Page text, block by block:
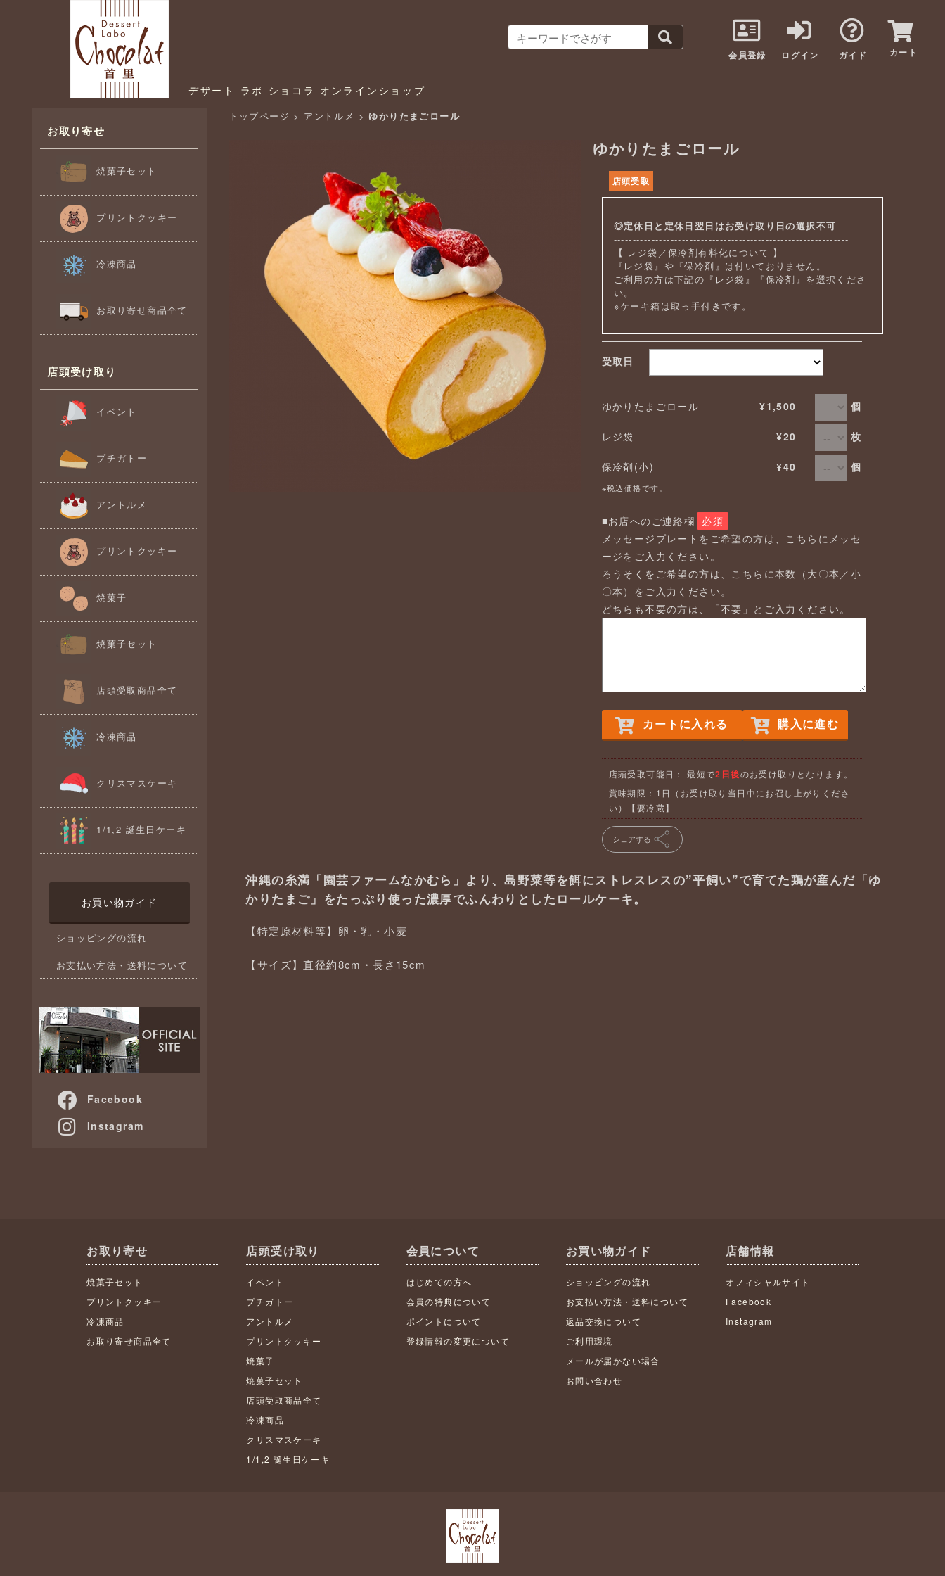
会員登録 ログイン ガイド カート
デザート ラボ ショコラ オンラインショップ
お取り寄せ
焼菓子セット
プリントクッキー
冷凍商品
お取り寄せ商品全て
店頭受け取り
イベント
プチガトー
アントルメ
プリントクッキー
焼菓子
焼菓子セット
店頭受取商品全て
冷凍商品
クリスマスケーキ
1/1,2 誕生日ケーキ
お買い物ガイド
ショッピングの流れ
お支払い方法・送料について
Facebook
Instagram
トップページ > アントルメ > ゆかりたまごロール
ゆかりたまごロール
店頭受取
◎定休日と定休日翌日はお受け取り日の選択不可
--------------------------------------------------------------
【 レジ袋／保冷剤有料化について 】
『レジ袋』や『保冷剤』は付いておりません。
ご利用の方は下記の『レジ袋』『保冷剤』を選択くださ
い。
※ケーキ箱は取っ手付きです。
受取日
ゆかりたまごロール ¥1,500 個
レジ袋 ¥20 枚
保冷剤(小) ¥40 個
※税込価格です。
■お店へのご連絡欄 必須
メッセージプレートをご希望の方は、こちらにメッセ
ージをご入力ください。
ろうそくをご希望の方は、こちらに本数（大〇本／小
〇本）をご入力ください。
どちらも不要の方は、「不要」とご入力ください。
カートに入れる 購入に進む
店頭受取可能日： 最短で2日後のお受け取りとなります。
賞味期限：1日（お受け取り当日中にお召し上がりくださ
い）【要冷蔵】
シェアする
沖縄の糸満「園芸ファームなかむら」より、島野菜等を餌にストレスレスの”平飼い”で育てた鶏が産んだ「ゆ
かりたまご」をたっぷり使った濃厚でふんわりとしたロールケーキ。
【特定原材料等】卵・乳・小麦
【サイズ】直径約8cm・長さ15cm
お取り寄せ
焼菓子セット
プリントクッキー
冷凍商品
お取り寄せ商品全て
店頭受け取り
イベント
プチガトー
アントルメ
プリントクッキー
焼菓子
焼菓子セット
店頭受取商品全て
冷凍商品
クリスマスケーキ
1/1,2 誕生日ケーキ
会員について
はじめての方へ
会員の特典について
ポイントについて
登録情報の変更について
お買い物ガイド
ショッピングの流れ
お支払い方法・送料について
返品交換について
ご利用環境
メールが届かない場合
お問い合わせ
店舗情報
オフィシャルサイト
Facebook
Instagram